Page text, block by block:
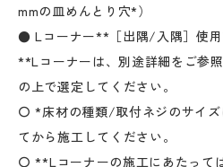
mmの皿めんとり穴*）
● Lコーナー**［出隅/入隅］使用
**Lコーナーは、別途詳細をご参
の上で選定してください。
〇 *床材の種類/取付ネジのサイ
てから施工してください。
〇 **Lコーナーの施工にあたって